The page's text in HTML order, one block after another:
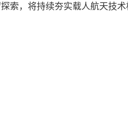
索，将持续夯实载人航天技